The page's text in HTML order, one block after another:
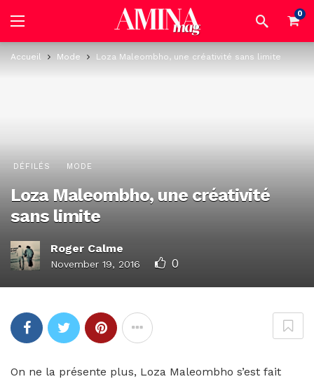
0
Accueil Mode Loza Maleombho, une créativité sans limite
DÉFILÉS MODE
Loza Maleombho, une créativité
sans limite
Roger Calme
November 19, 2016 0
On ne la présente plus, Loza Maleombho s’est fait